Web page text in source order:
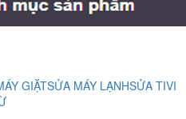
GIẶTSỬA MÁY LẠNHSỬA TIVI